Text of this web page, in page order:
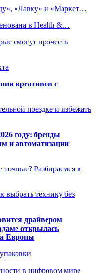
«Лавку» и «Маркет…
в Health &…
смогут прочесть
креативов с
поездке и избежать
году: бренды
и автоматизации
точные? Разбираемся в
выбрать технику без
драйвером
открылась
Европы
в цифровом мире